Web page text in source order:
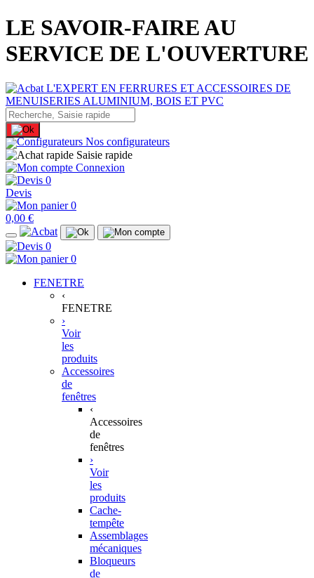
LE SAVOIR-FAIRE AU
SERVICE DE L'OUVERTURE
Nos configurateurs
Saisie rapide
Connexion
0
Devis
0
0,00 €
0
0
FENETRE
‹
FENETRE
›
Voir
les
produits
Accessoires
de
fenêtres
‹
Accessoires
de
fenêtres
›
Voir
les
produits
Cache-
tempête
Assemblages
mécaniques
Bloqueurs
de